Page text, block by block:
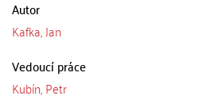
Autor
Kafka, Jan
Vedoucí práce
Kubín, Petr